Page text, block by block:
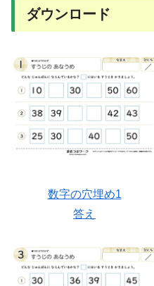
ダウンロード
数字の穴埋め1
答え